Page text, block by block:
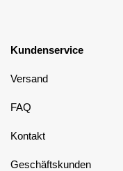
Kundenservice
Versand
FAQ
Kontakt
Geschäftskunden